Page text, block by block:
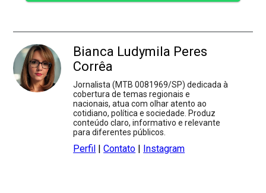
Bianca Ludymila Peres
Corrêa
Jornalista (MTB 0081969/SP) dedicada à
cobertura de temas regionais e
nacionais, atua com olhar atento ao
cotidiano, política e sociedade. Produz
conteúdo claro, informativo e relevante
para diferentes públicos.
Perfil |Contato Instagram